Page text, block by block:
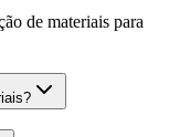
de materiais para